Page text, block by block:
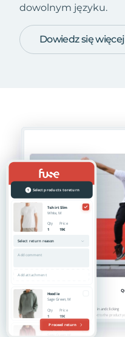
dowolnym języku.
Dowiedz się więcej